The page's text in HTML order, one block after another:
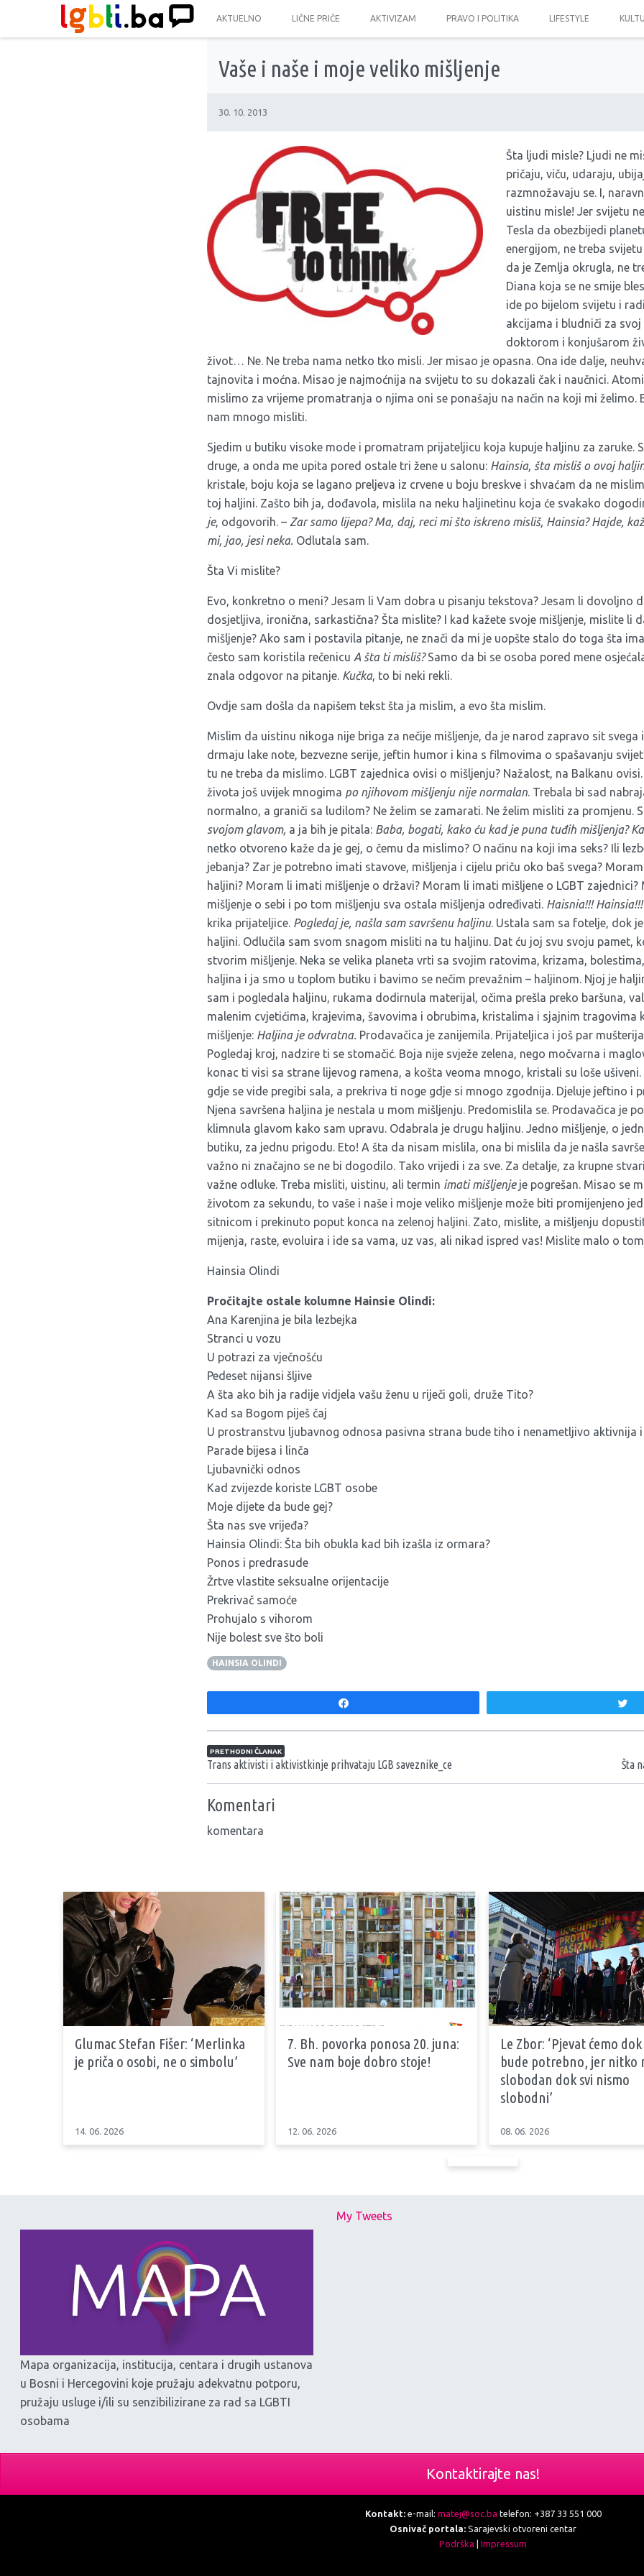
AKTUELNO LIČNE PRIČE AKTIVIZAM PRAVO I POLITIKA LIFESTYLE
Vaše i naše i moje veliko mišljenje
30. 10. 2013
Šta ljudi misle? Ljudi ne
pričaju, viču, udaraju,
razmnožavaju se. I,
uistinu misle! Jer svijetu
Tesla da obezbijedi
energijom, ne treba
da je Zemlja okrugla, ne
Diana koja se ne smije
ide po bijelom svijetu i
akcijama i bludniči za
doktorom i konjušarom
život… Ne. Ne treba nama netko tko misli. Jer misao je opasna. Ona ide dalje,
tajnovita i moćna. Misao je najmoćnija na svijetu to su dokazali čak i naučnici.
mislimo za vrijeme promatranja o njima oni se ponašaju na način na koji mi želimo.
nam mnogo misliti.
Sjedim u butiku visoke mode i promatram prijateljicu koja kupuje haljinu za zaruke.
druge, a onda me upita pored ostale tri žene u salonu: Hainsia, šta misliš o ovoj
kristale, boju koja se lagano preljeva iz crvene u boju breskve i shvaćam da ne
toj haljini. Zašto bih ja, dođavola, mislila na neku haljinetinu koja će svakako
je, odgovorih. – Zar samo lijepa? Ma, daj, reci mi što iskreno misliš, Hainsia? Hajde,
mi, jao, jesi neka. Odlutala sam.
Šta Vi mislite?
Evo, konkretno o meni? Jesam li Vam dobra u pisanju tekstova? Jesam li dovoljno
dosjetljiva, ironična, sarkastična? Šta mislite? I kad kažete svoje mišljenje, mislite li
mišljenje? Ako sam i postavila pitanje, ne znači da mi je uopšte stalo do toga šta
često sam koristila rečenicu A šta ti misliš?Samo da bi se osoba pored mene
znala odgovor na pitanje. Kučka, to bi neki rekli.
Ovdje sam došla da napišem tekst šta ja mislim, a evo šta mislim.
Mislim da uistinu nikoga nije briga za nečije mišljenje, da je narod zapravo sit svega
drmaju lake note, bezvezne serije, jeftin humor i kina s filmovima o spašavanju
tu ne treba da mislimo. LGBT zajednica ovisi o mišljenju? Nažalost, na Balkanu
života još uvijek mnogima po njihovom mišljenju nije normalan. Trebala bi sad
normalno, a graniči sa ludilom? Ne želim se zamarati. Ne želim misliti za promjenu.
svojom glavom, a ja bih je pitala: Baba, bogati, kako ću kad je puna tuđih mišljenja?
netko otvoreno kaže da je gej, o čemu da mislimo? O načinu na koji ima seks? Ili
jebanja? Zar je potrebno imati stavove, mišljenja i cijelu priču oko baš svega?
haljini? Moram li imati mišljenje o državi? Moram li imati mišljene o LGBT
mišljenje o sebi i po tom mišljenju sva ostala mišljenja određivati. Haisnia!!! Hainsia!!!
krika prijateljice. Pogledaj je, našla sam savršenu haljinu. Ustala sam sa fotelje, dok
haljini. Odlučila sam svom snagom misliti na tu haljinu. Dat ću joj svu svoju pamet,
stvorim mišljenje. Neka se velika planeta vrti sa svojim ratovima, krizama,
haljina i ja smo u toplom butiku i bavimo se nečim prevažnim – haljinom. Njoj je
sam i pogledala haljinu, rukama dodirnula materijal, očima prešla preko baršuna,
malenim cvjetićima, krajevima, šavovima i obrubima, kristalima i sjajnim tragovima
mišljenje: Haljina je odvratna. Prodavačica je zanijemila. Prijateljica i još par
Pogledaj kroj, nadzire ti se stomačić. Boja nije svježe zelena, nego močvarna i
konac ti visi sa strane lijevog ramena, a košta veoma mnogo, kristali su loše
gdje se vide pregibi sala, a prekriva ti noge gdje si mnogo zgodnija. Djeluje jeftino i
Njena savršena haljina je nestala u mom mišljenju. Predomislila se. Prodavačica je
klimnula glavom kako sam upravu. Odabrala je drugu haljinu. Jedno mišljenje, o
butiku, za jednu prigodu. Eto! A šta da nisam mislila, ona bi mislila da je našla
važno ni značajno se ne bi dogodilo. Tako vrijedi i za sve. Za detalje, za krupne
važne odluke. Treba misliti, uistinu, ali termin imati mišljenjeje pogrešan. Misao se
životom za sekundu, to vaše i naše i moje veliko mišljenje može biti promijenjeno
sitnicom i prekinuto poput konca na zelenoj haljini. Zato, mislite, a mišljenju
mijenja, raste, evoluira i ide sa vama, uz vas, ali nikad ispred vas! Mislite malo o
Hainsia Olindi
Pročitajte ostale kolumne Hainsie Olindi:
Ana Karenjina je bila lezbejka
Stranci u vozu
U potrazi za vječnošću
Pedeset nijansi šljive
A šta ako bih ja radije vidjela vašu ženu u riječi goli, druže Tito?
Kad sa Bogom piješ čaj
U prostranstvu ljubavnog odnosa pasivna strana bude tiho i nenametljivo aktivnija i
Parade bijesa i linča
Ljubavnički odnos
Kad zvijezde koriste LGBT osobe
Moje dijete da bude gej?
Šta nas sve vrijeđa?
Hainsia Olindi: Šta bih obukla kad bih izašla iz ormara?
Ponos i predrasude
Žrtve vlastite seksualne orijentacije
Prekrivač samoće
Prohujalo s vihorom
Nije bolest sve što boli
HAINSIA OLINDI
Navigacija članaka
PRETHODNI ČLANAK
Trans aktivisti i aktivistkinje prihvataju LGB saveznike_ce Šta
Komentari
komentara
Glumac Stefan Fišer: ‘Merlinka
je priča o osobi, ne o simbolu’
14. 06. 2026
7. Bh. povorka ponosa 20. juna:
Sve nam boje dobro stoje!
12. 06. 2026
Le Zbor: ‘Pjevat ćemo
bude potrebno, jer nitko
slobodan dok svi nismo
slobodni’
08. 06. 2026
Mapa organizacija, institucija, centara i drugih ustanova
u Bosni i Hercegovini koje pružaju adekvatnu potporu,
pružaju usluge i/ili su senzibilizirane za rad sa LGBTI
osobama
My Tweets
Kontaktirajte nas!
Kontakt:e-mail: matej@soc.ba telefon: +387 33 551 000
Osnivač portala: Sarajevski otvoreni centar
Podrška
Impressum